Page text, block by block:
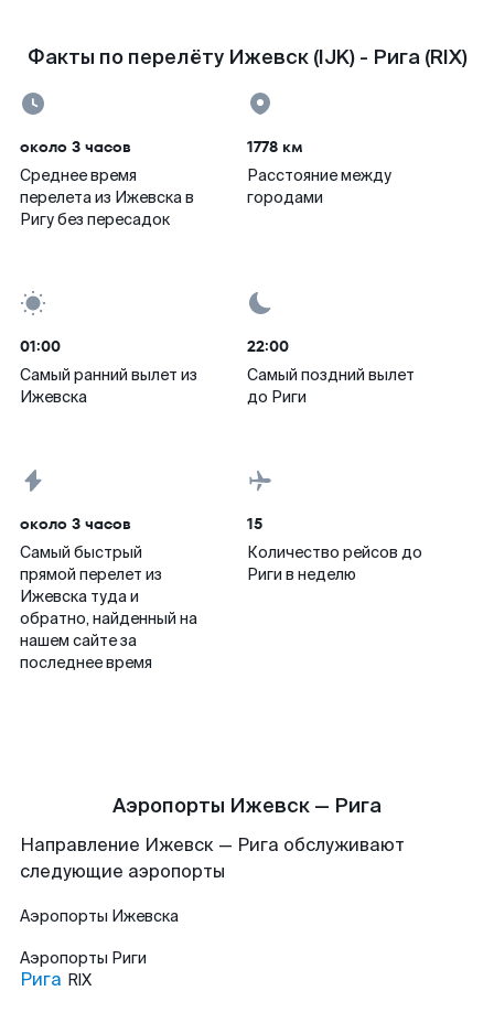
Факты по перелёту Ижевск (IJK) - Рига (RIX)
около 3 часов
Среднее время
перелета из Ижевска в
Ригу без пересадок
1778 км
Расстояние между
городами
01:00
Самый ранний вылет из
Ижевска
22:00
Самый поздний вылет
до Риги
около 3 часов
Самый быстрый
прямой перелет из
Ижевска туда и
обратно, найденный на
нашем сайте за
последнее время
15
Количество рейсов до
Риги в неделю
Аэропорты Ижевск — Рига
Направление Ижевск — Рига обслуживают
следующие аэропорты
Аэропорты Ижевска
Аэропорты Риги
Рига RIX